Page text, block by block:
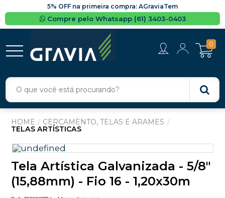
5% OFF na primeira compra: AGraviaTem
Compre pelo Whatsapp (61) 3403-0403
0
CERCAMENTO, TELAS E ARAMES
TELAS ARTÍSTICAS
Tela Artística Galvanizada - 5/8"
(15,88mm) - Fio 16 - 1,20x30m